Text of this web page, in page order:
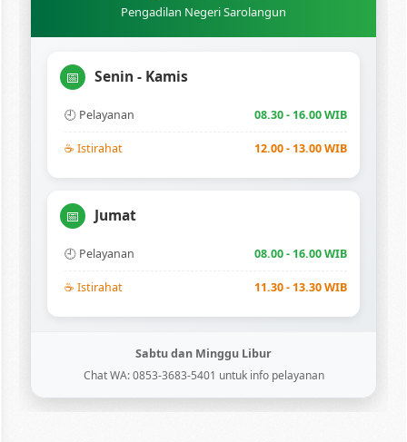
Pengadilan Negeri Sarolangun
📅 Senin - Kamis
🕘 Pelayanan 08.30 - 16.00 WIB
☕ Istirahat 12.00 - 13.00 WIB
📅 Jumat
🕘 Pelayanan 08.00 - 16.00 WIB
☕ Istirahat 11.30 - 13.30 WIB
Sabtu dan Minggu Libur
Chat WA: 0853-3683-5401 untuk info pelayanan